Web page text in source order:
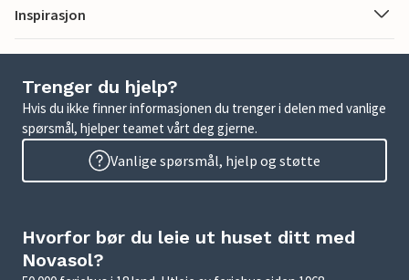
Inspirasjon
Trenger du hjelp?
Hvis du ikke finner informasjonen du trenger i delen med vanlige
spørsmål, hjelper teamet vårt deg gjerne.
Vanlige spørsmål, hjelp og støtte
Hvorfor bør du leie ut huset ditt med
Novasol?